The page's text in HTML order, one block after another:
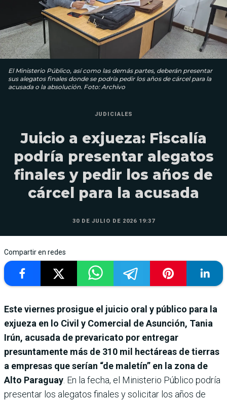
El Ministerio Público, así como las demás partes, deberán presentar
sus alegatos finales donde se podría pedir los años de cárcel para la
acusada o la absolución. Foto: Archivo
JUDICIALES
Juicio a exjueza: Fiscalía
podría presentar alegatos
finales y pedir los años de
cárcel para la acusada
30 DE JULIO DE 2026 19:37
Compartir en redes
Este viernes prosigue el juicio oral y público para la
exjueza en lo Civil y Comercial de Asunción, Tania
Irún, acusada de prevaricato por entregar
presuntamente más de 310 mil hectáreas de tierras
a empresas que serían “de maletín” en la zona de
Alto Paraguay . En la fecha, el Ministerio Público podría
presentar los alegatos finales y solicitar los años de